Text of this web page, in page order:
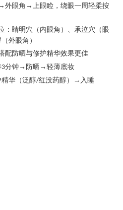
眼角→上眼睑，绕眼一周轻柔按
：睛明穴（内眼角）、承泣穴（眼
外眼角）
配防晒与修护精华效果更佳
3分钟→防晒→轻薄底妆
华（泛醇/红没药醇）→入睡